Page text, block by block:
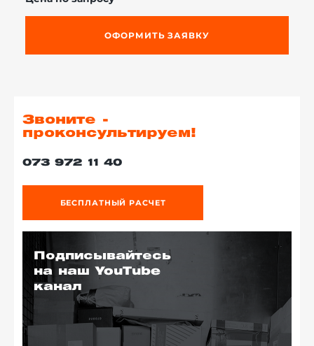
ОФОРМИТЬ ЗАЯВКУ
Звоните -
проконсультируем!
073 972 11 40
БЕСПЛАТНЫЙ РАСЧЕТ
Подписывайтесь
на наш YouTube
канал